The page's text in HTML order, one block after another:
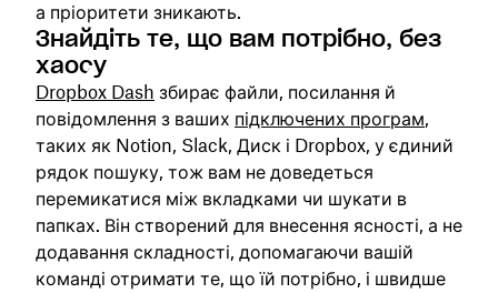
а пріоритети зникають.
Знайдіть те, що вам потрібно, без
хаосу
Dropbox Dash збирає файли, посилання й
повідомлення з ваших підключених програм,
таких як Notion, Slack, Диск і Dropbox, у єдиний
рядок пошуку, тож вам не доведеться
перемикатися між вкладками чи шукати в
папках. Він створений для внесення ясності, а не
додавання складності, допомагаючи вашій
команді отримати те, що їй потрібно, і швидше